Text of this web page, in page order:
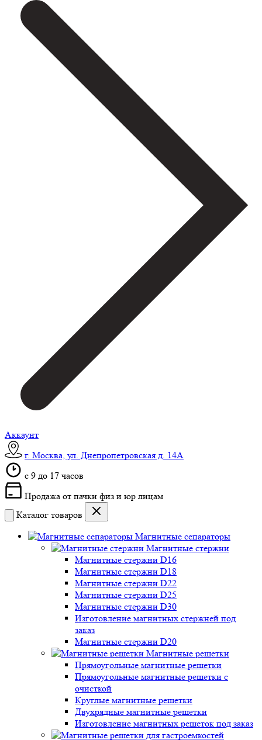
Аккаунт
г. Москва, ул. Днепропетровская д. 14А
c 9 до 17 часов
Продажа от пачки физ и юр лицам
Каталог товаров
Магнитные сепараторы
Магнитные стержни
Магнитные стержни D16
Магнитные стержни D18
Магнитные стержни D22
Магнитные стержни D25
Магнитные стержни D30
Изготовление магнитных стержней под
заказ
Магнитные стержни D20
Магнитные решетки
Прямоугольные магнитные решетки
Прямоугольные магнитные решетки с
очисткой
Круглые магнитные решетки
Двухрядные магнитные решетки
Изготовление магнитных решеток под заказ